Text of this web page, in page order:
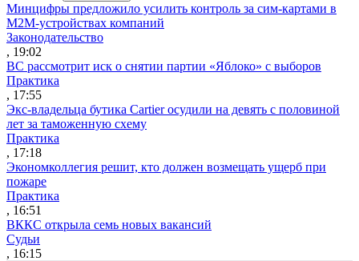
Минцифры предложило усилить контроль за сим-картами в
M2M-устройствах компаний
Законодательство
, 19:02
ВС рассмотрит иск о снятии партии «Яблоко» с выборов
Практика
, 17:55
Экс-владельца бутика Cartier осудили на девять с половиной
лет за таможенную схему
Практика
, 17:18
Экономколлегия решит, кто должен возмещать ущерб при
пожаре
Практика
, 16:51
ВККС открыла семь новых вакансий
Судьи
, 16:15